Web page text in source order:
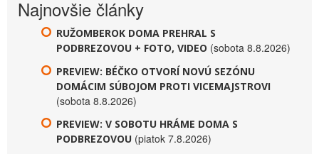
Najnovšie články
RUŽOMBEROK DOMA PREHRAL S
PODBREZOVOU + FOTO, VIDEO (sobota 8.8.2026)
PREVIEW: BÉČKO OTVORÍ NOVÚ SEZÓNU
DOMÁCIM SÚBOJOM PROTI VICEMAJSTROVI
(sobota 8.8.2026)
PREVIEW: V SOBOTU HRÁME DOMA S
PODBREZOVOU (piatok 7.8.2026)